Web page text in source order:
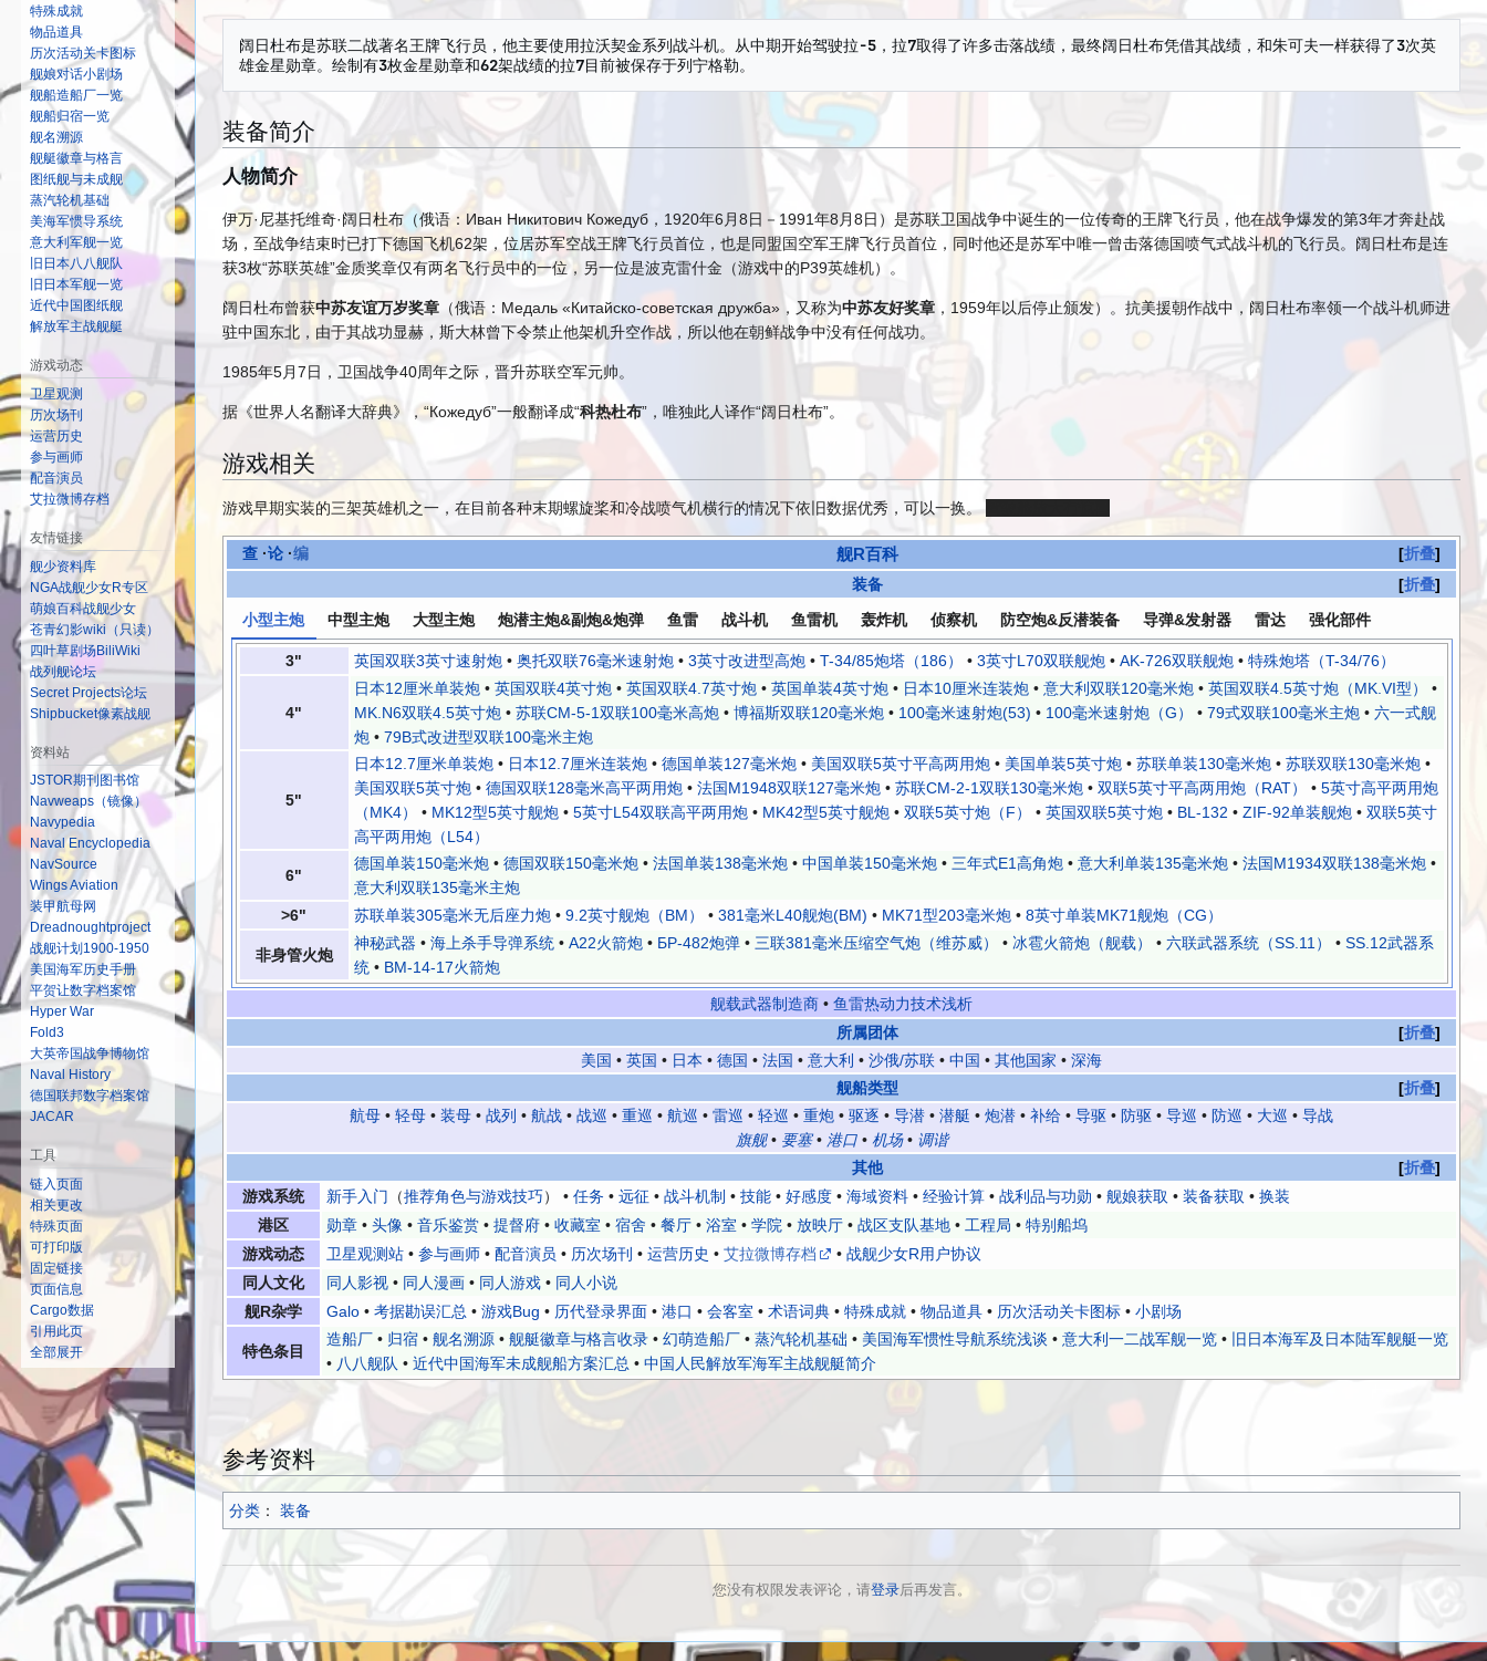
阔日杜布是苏联二战著名王牌飞行员，他主要使用拉沃契金系列战斗机。从中期开始驾驶拉-5，拉7取得了许多击落战绩，最终阔日杜布凭借其战绩，和朱可夫一样获得了3次英
装备简介
人物简介
伊万·尼基托维奇·阔日杜布（俄语：Иван Никитович Кожедуб，1920年6月8日－1991年8月8日）是苏联卫国战争中诞生的一位传奇的王牌飞行员，他在战争爆发的第3年才奔赴战
场，至战争结束时已打下德国飞机62架，位居苏军空战王牌飞行员首位，也是同盟国空军王牌飞行员首位，同时他还是苏军中唯一曾击落德国喷气式战斗机的飞行员。阔日杜布是连
获3枚“苏联英雄”金质奖章仅有两名飞行员中的一位，另一位是波克雷什金（游戏中的P39英雄机）。
阔日杜布曾获中苏友谊万岁奖章 （俄语：Медаль «Китайско-советская дружба»，又称为中苏友好奖章 ，1959年以后停止颁发）。抗美援朝作战中，阔日杜布率领一个战斗机师进
驻中国东北，由于其战功显赫，斯大林曾下令禁止他架机升空作战，所以他在朝鲜战争中没有任何战功。
1985年5月7日，卫国战争40周年之际，晋升苏联空军元帅。
据《世界人名翻译大辞典》，“Кожедуб”一般翻译成“科热杜布”，唯独此人译作“阔日杜布”。
游戏相关
游戏早期实装的三架英雄机之一，在目前各种末期螺旋桨和冷战喷气机横行的情况下依旧数据优秀，可以一换。
折叠
查 ·论 ·编 舰R百科
折叠
装备
小型主炮
中型主炮 大型主炮 炮潜主炮&副炮&炮弹 鱼雷 战斗机 鱼雷机 轰炸机 侦察机 防空炮&反潜装备 导弹&发射器 雷达 强化部件
3" 英国双联3英寸速射炮 • 奥托双联76毫米速射炮 • 3英寸改进型高炮 • T-34/85炮塔（186） • 3英寸L70双联舰炮 • AK-726双联舰炮 • 特殊炮塔（T-34/76）
4"
日本12厘米单装炮 • 英国双联4英寸炮 • 英国双联4.7英寸炮 • 英国单装4英寸炮 • 日本10厘米连装炮 • 意大利双联120毫米炮 • 英国双联4.5英寸炮（MK.VI型）
•
MK.N6双联4.5英寸炮 • 苏联СМ-5-1双联100毫米高炮 • 博福斯双联120毫米炮 • 100毫米速射炮(53) • 100毫米速射炮（G） • 79式双联100毫米主炮 • 六一式舰
炮 • 79B式改进型双联100毫米主炮
5"
日本12.7厘米单装炮 • 日本12.7厘米连装炮 • 德国单装127毫米炮 • 美国双联5英寸平高两用炮 • 美国单装5英寸炮 • 苏联单装130毫米炮 • 苏联双联130毫米炮 •
美国双联5英寸炮 • 德国双联128毫米高平两用炮 • 法国M1948双联127毫米炮 • 苏联СМ-2-1双联130毫米炮 • 双联5英寸平高两用炮（RAT） • 5英寸高平两用炮
（MK4）
• MK12型5英寸舰炮 • 5英寸L54双联高平两用炮 • MK42型5英寸舰炮 • 双联5英寸炮（F） • 英国双联5英寸炮 • BL-132 • ZIF-92单装舰炮 • 双联5英寸
高平两用炮（L54）
6"
德国单装150毫米炮 • 德国双联150毫米炮 • 法国单装138毫米炮 • 中国单装150毫米炮 • 三年式E1高角炮 • 意大利单装135毫米炮 • 法国M1934双联138毫米炮 •
意大利双联135毫米主炮
>6"
苏联单装305毫米无后座力炮 • 9.2英寸舰炮（BM） • 381毫米L40舰炮(BM) • MK71型203毫米炮 • 8英寸单装MK71舰炮（CG）
非身管火炮
神秘武器 • 海上杀手导弹系统 • A22火箭炮 • БР-482炮弹 • 三联381毫米压缩空气炮（维苏威） • 冰雹火箭炮（舰载） • 六联武器系统（SS.11） • SS.12武器系
统 • BM-14-17火箭炮
舰载武器制造商 • 鱼雷热动力技术浅析
折叠
所属团体
美国 • 英国 • 日本 • 德国 • 法国 • 意大利 • 沙俄/苏联 • 中国 • 其他国家 • 深海
折叠
舰船类型
航母 • 轻母 • 装母 • 战列 • 航战 • 战巡 • 重巡 • 航巡 • 雷巡 • 轻巡 • 重炮 • 驱逐 • 导潜 • 潜艇 • 炮潜 • 补给 • 导驱 • 防驱 • 导巡 • 防巡 • 大巡 • 导战
旗舰• 要塞• 港口• 机场• 调谐
折叠
其他
游戏系统
新手入门 （推荐角色与游戏技巧） • 任务 • 远征 • 战斗机制 • 技能• 好感度• 海域资料• 经验计算• 战利品与功勋 • 舰娘获取 • 装备获取 • 换装
港区
勋章• 头像• 音乐鉴赏• 提督府• 收藏室 • 宿舍 • 餐厅• 浴室 • 学院• 放映厅• 战区支队基地• 工程局 • 特别船坞
游戏动态
卫星观测站• 参与画师• 配音演员 • 历次场刊 • 运营历史 • 艾拉微博存档 • 战舰少女R用户协议
同人文化
同人影视• 同人漫画• 同人游戏• 同人小说
舰R杂学
Galo• 考据勘误汇总 • 游戏Bug • 历代登录界面• 港口 • 会客室 • 术语词典• 特殊成就• 物品道具• 历次活动关卡图标• 小剧场
特色条目
造船厂• 归宿• 舰名溯源• 舰艇徽章与格言收录• 幻萌造船厂• 蒸汽轮机基础 • 美国海军惯性导航系统浅谈 • 意大利一二战军舰一览• 旧日本海军及日本陆军舰艇一览
• 八八舰队 • 近代中国海军未成舰船方案汇总 • 中国人民解放军海军主战舰艇简介
参考资料
分类 ：​ 装备
您没有权限发表评论，请登录后再发言。
特殊成就
物品道具
历次活动关卡图标
舰娘对话小剧场
舰船造船厂一览
舰船归宿一览
舰名溯源
舰艇徽章与格言
图纸舰与未成舰
蒸汽轮机基础
美海军惯导系统
意大利军舰一览
旧日本八八舰队
旧日本军舰一览
近代中国图纸舰
解放军主战舰艇
游戏动态
卫星观测
历次场刊
运营历史
参与画师
配音演员
艾拉微博存档
友情链接
舰少资料库
NGA战舰少女R专区
萌娘百科战舰少女
苍青幻影wiki（只读）
四叶草剧场BiliWiki
战列舰论坛
Secret Projects论坛
Shipbucket像素战舰
资料站
JSTOR期刊图书馆
Navweaps（镜像）
Navypedia
Naval Encyclopedia
NavSource
Wings Aviation
装甲航母网
Dreadnoughtproject
战舰计划1900-1950
美国海军历史手册
平贺让数字档案馆
Hyper War
Fold3
大英帝国战争博物馆
Naval History
德国联邦数字档案馆
JACAR
工具
链入页面
相关更改
特殊页面
可打印版
固定链接
页面信息
Cargo数据
引用此页
全部展开